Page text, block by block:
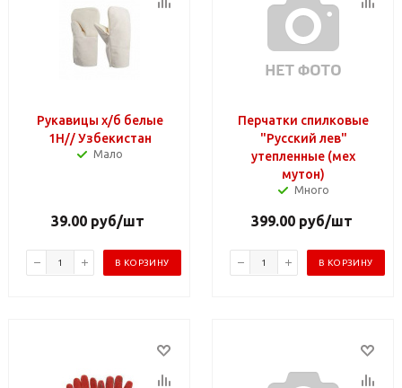
Рукавицы х/б белые
1Н// Узбекистан
Мало
39.00 руб/шт
В КОРЗИНУ
Перчатки спилковые
"Русский лев"
утепленные (мех
мутон)
Много
399.00руб/шт
В КОРЗИНУ